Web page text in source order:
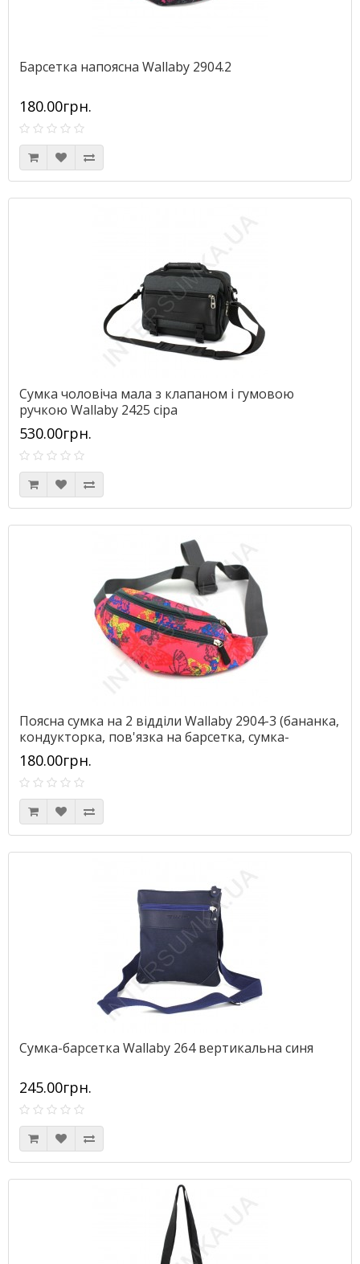
Барсетка напоясна Wallaby 2904.2
180.00грн.
Сумка чоловіча мала з клапаном і гумовою
ручкою Wallaby 2425 сіра
530.00грн.
Поясна сумка на 2 відділи Wallaby 2904-3 (бананка,
кондукторка, пов'язка на барсетка, сумка-
гаманець)
180.00грн.
Сумка-барсетка Wallaby 264 вертикальна синя
245.00грн.